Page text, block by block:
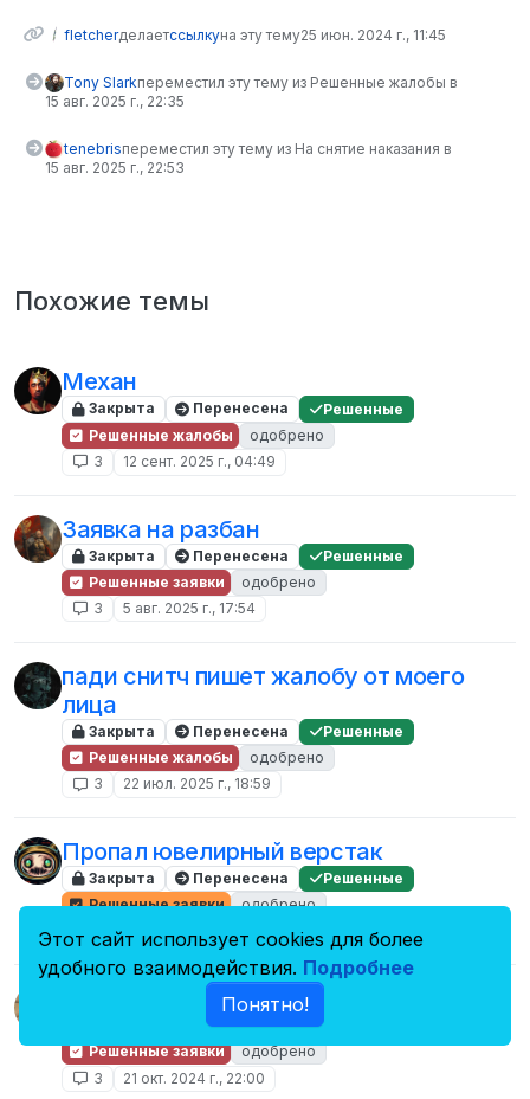
fletcherделаетссылкуна эту тему25 июн. 2024 г., 11:45
Tony Slarkпереместил эту тему из Решенные жалобы в
15 авг. 2025 г., 22:35
tenebrisпереместил эту тему из На снятие наказания в
15 авг. 2025 г., 22:53
Похожие темы
Механ
Закрыта Перенесена
Решенные
Решенные жалобы
одобрено
3
12 сент. 2025 г., 04:49
Заявка на разбан
Закрыта Перенесена
Решенные
Решенные заявки
одобрено
3
5 авг. 2025 г., 17:54
пади снитч пишет жалобу от моего
лица
Закрыта Перенесена
Решенные
Решенные жалобы
одобрено
3
22 июл. 2025 г., 18:59
Пропал ювелирный верстак
Закрыта Перенесена
Решенные
Решенные заявки
одобрено
Заявка на разбанчик
Перенесена
Решенные
Решенные заявки
одобрено
3
21 окт. 2024 г., 22:00
Этот сайт использует cookies для более
удобного взаимодействия. Подробнее
Понятно!